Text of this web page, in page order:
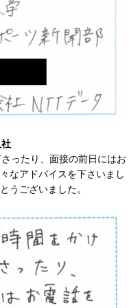
せたキャリアを築ける可能性あ
日・完全週休2日制 ｜ 創業87
] ≪ 27卒 ≫ 大手医薬品や食品
界から輸入した生薬・漢方原材
基盤の安定感バツグン ｜ 日本粉
積極採用企業
アスキヤリセミナー ｜ 周りと差
予約フォーム
お勧めイベン
] 【 体育会学生限定 】何から
ったり、面接の前日にはお
なアドバイスを下さいまし
うございました。